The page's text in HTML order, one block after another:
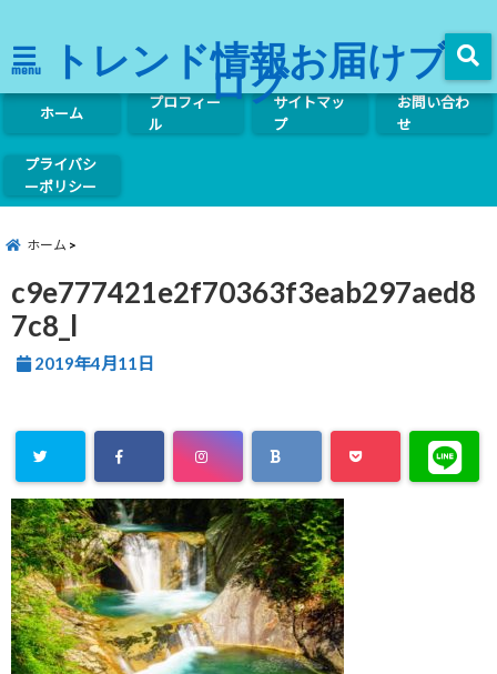
menu トレンド情報お届けブ
ログ
ホーム
プロフィー
ル
サイトマッ
プ
お問い合わ
せ
プライバシ
ーポリシー
ホーム
c9e777421e2f70363f3eab297aed8
7c8_l
2019年4月11日